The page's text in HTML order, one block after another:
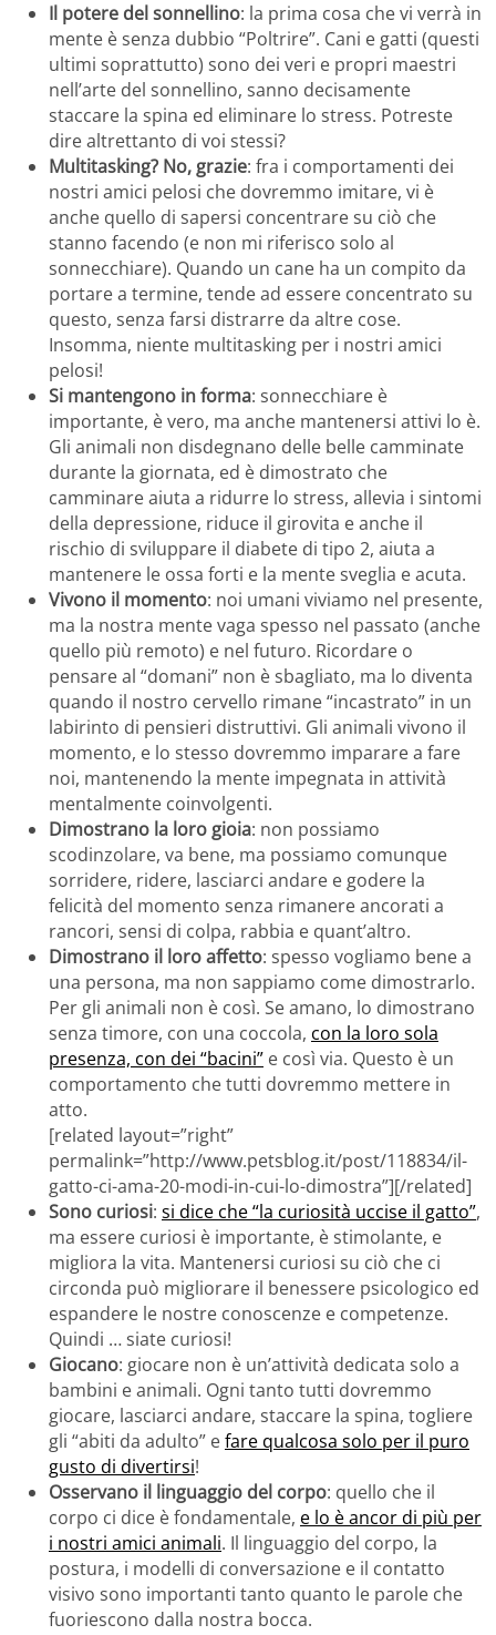
Il potere del sonnellino: la prima cosa che vi verrà in
mente è senza dubbio “Poltrire”. Cani e gatti (questi
ultimi soprattutto) sono dei veri e propri maestri
nell’arte del sonnellino, sanno decisamente
staccare la spina ed eliminare lo stress. Potreste
dire altrettanto di voi stessi?
Multitasking? No, grazie: fra i comportamenti dei
nostri amici pelosi che dovremmo imitare, vi è
anche quello di sapersi concentrare su ciò che
stanno facendo (e non mi riferisco solo al
sonnecchiare). Quando un cane ha un compito da
portare a termine, tende ad essere concentrato su
questo, senza farsi distrarre da altre cose.
Insomma, niente multitasking per i nostri amici
pelosi!
Si mantengono in forma: sonnecchiare è
importante, è vero, ma anche mantenersi attivi lo è.
Gli animali non disdegnano delle belle camminate
durante la giornata, ed è dimostrato che
camminare aiuta a ridurre lo stress, allevia i sintomi
della depressione, riduce il girovita e anche il
rischio di sviluppare il diabete di tipo 2, aiuta a
mantenere le ossa forti e la mente sveglia e acuta.
Vivono il momento: noi umani viviamo nel presente,
ma la nostra mente vaga spesso nel passato (anche
quello più remoto) e nel futuro. Ricordare o
pensare al “domani” non è sbagliato, ma lo diventa
quando il nostro cervello rimane “incastrato” in un
labirinto di pensieri distruttivi. Gli animali vivono il
momento, e lo stesso dovremmo imparare a fare
noi, mantenendo la mente impegnata in attività
mentalmente coinvolgenti.
Dimostrano la loro gioia: non possiamo
scodinzolare, va bene, ma possiamo comunque
sorridere, ridere, lasciarci andare e godere la
felicità del momento senza rimanere ancorati a
rancori, sensi di colpa, rabbia e quant’altro.
Dimostrano il loro affetto: spesso vogliamo bene a
una persona, ma non sappiamo come dimostrarlo.
Per gli animali non è così. Se amano, lo dimostrano
senza timore, con una coccola, con la loro sola
presenza, con dei “bacini” e così via. Questo è un
comportamento che tutti dovremmo mettere in
atto.
[related layout=”right”
permalink=”http://www.petsblog.it/post/118834/il-
gatto-ci-ama-20-modi-in-cui-lo-dimostra”][/related]
Sono curiosi: si dice che “la curiosità uccise il gatto”,
ma essere curiosi è importante, è stimolante, e
migliora la vita. Mantenersi curiosi su ciò che ci
circonda può migliorare il benessere psicologico ed
espandere le nostre conoscenze e competenze.
Quindi … siate curiosi!
Giocano: giocare non è un’attività dedicata solo a
bambini e animali. Ogni tanto tutti dovremmo
giocare, lasciarci andare, staccare la spina, togliere
gli “abiti da adulto” efare qualcosa solo per il puro
gusto di divertirsi!
Osservano il linguaggio del corpo: quello che il
corpo ci dice è fondamentale, e lo è ancor di più per
i nostri amici animali. Il linguaggio del corpo, la
postura, i modelli di conversazione e il contatto
visivo sono importanti tanto quanto le parole che
fuoriescono dalla nostra bocca.